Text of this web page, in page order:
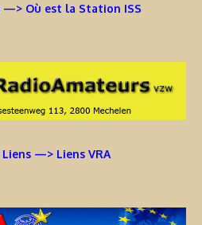
—> Où est la Station ISS
—> Liens VRA